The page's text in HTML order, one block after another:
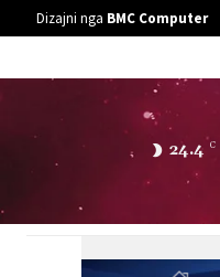
Dizajni nga BMC Computer
24.4 C